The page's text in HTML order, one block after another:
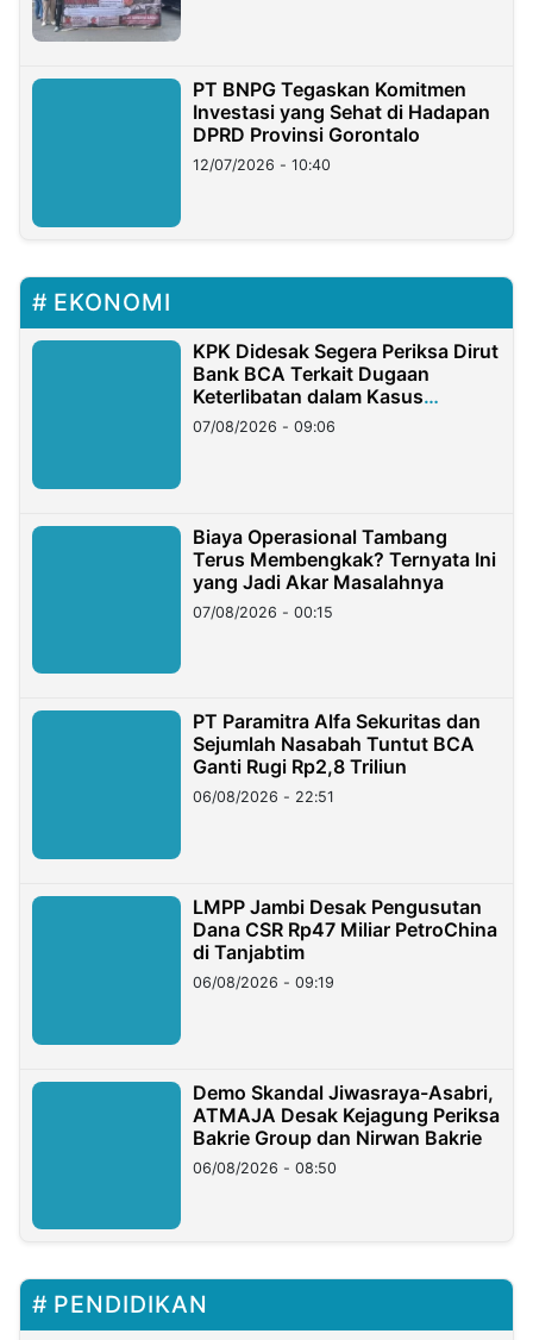
PT BNPG Tegaskan Komitmen
Investasi yang Sehat di Hadapan
DPRD Provinsi Gorontalo
12/07/2026 - 10:40
EKONOMI
KPK Didesak Segera Periksa Dirut
Bank BCA Terkait Dugaan
Keterlibatan dalam Kasus
Hilangnya Dana Nasabah Rp2,58
Miliar
07/08/2026 - 09:06
Biaya Operasional Tambang
Terus Membengkak? Ternyata Ini
yang Jadi Akar Masalahnya
07/08/2026 - 00:15
PT Paramitra Alfa Sekuritas dan
Sejumlah Nasabah Tuntut BCA
Ganti Rugi Rp2,8 Triliun
06/08/2026 - 22:51
LMPP Jambi Desak Pengusutan
Dana CSR Rp47 Miliar PetroChina
di Tanjabtim
06/08/2026 - 09:19
Demo Skandal Jiwasraya-Asabri,
ATMAJA Desak Kejagung Periksa
Bakrie Group dan Nirwan Bakrie
06/08/2026 - 08:50
PENDIDIKAN